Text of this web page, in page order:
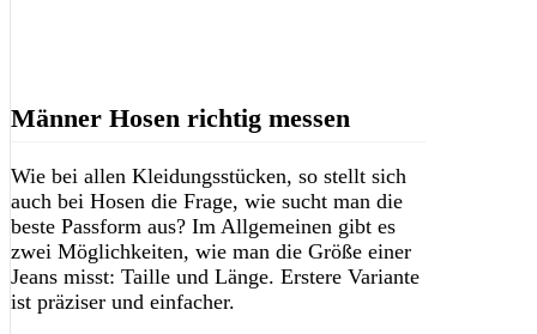
Männer Hosen richtig messen
Wie bei allen Kleidungsstücken, so stellt sich
auch bei Hosen die Frage, wie sucht man die
beste Passform aus? Im Allgemeinen gibt es
zwei Möglichkeiten, wie man die Größe einer
Jeans misst: Taille und Länge. Erstere Variante
ist präziser und einfacher.